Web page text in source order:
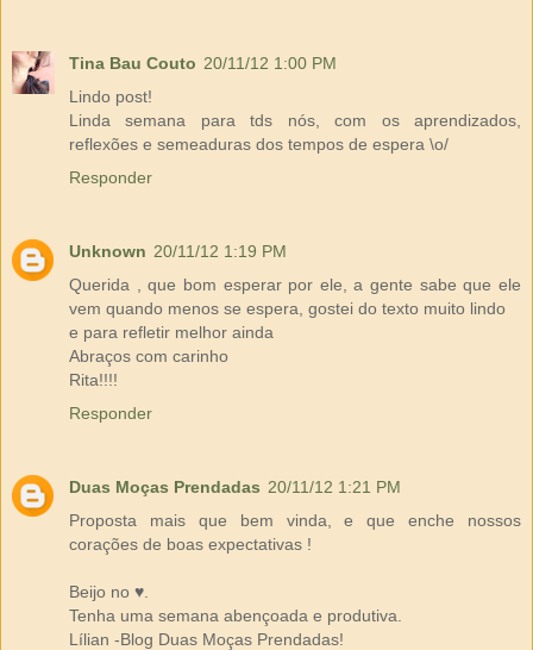
Tina Bau Couto 20/11/12 1:00 PM
Lindo post!
Linda semana para tds nós, com os aprendizados,
reflexões e semeaduras dos tempos de espera \o/
Responder
Unknown 20/11/12 1:19 PM
Querida , que bom esperar por ele, a gente sabe que ele
vem quando menos se espera, gostei do texto muito lindo
e para refletir melhor ainda
Abraços com carinho
Rita!!!!
Responder
Duas Moças Prendadas 20/11/12 1:21 PM
Proposta mais que bem vinda, e que enche nossos
corações de boas expectativas !
Beijo no ♥.
Tenha uma semana abençoada e produtiva.
Lílian -Blog Duas Moças Prendadas!